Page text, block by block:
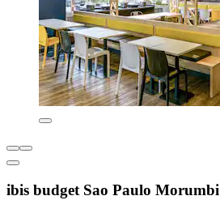
ibis budget Sao Paulo Morumbi